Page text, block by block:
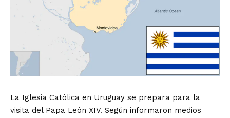
La Iglesia Católica en Uruguay se prepara para la
visita del Papa León XIV. Según informaron medios